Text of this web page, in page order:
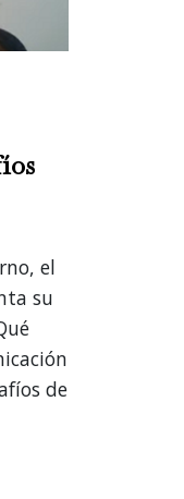
el
su
de